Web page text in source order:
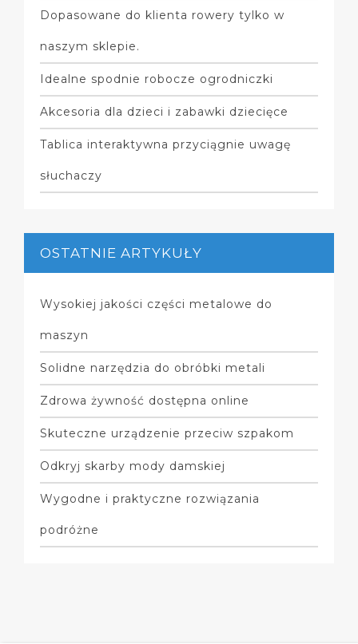
Dopasowane do klienta rowery tylko w
naszym sklepie.
Idealne spodnie robocze ogrodniczki
Akcesoria dla dzieci i zabawki dziecięce
Tablica interaktywna przyciągnie uwagę
słuchaczy
OSTATNIE ARTYKUŁY
Wysokiej jakości części metalowe do
maszyn
Solidne narzędzia do obróbki metali
Zdrowa żywność dostępna online
Skuteczne urządzenie przeciw szpakom
Odkryj skarby mody damskiej
Wygodne i praktyczne rozwiązania
podróżne